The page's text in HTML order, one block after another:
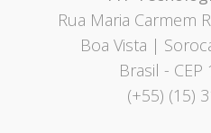
Rua Maria Carmem
Boa Vista |
Brasil - CEP
(+55) (15)